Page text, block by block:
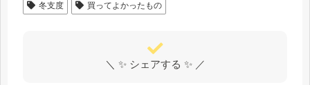
冬支度 買ってよかったもの
＼ ✨ シェアする ✨ ／